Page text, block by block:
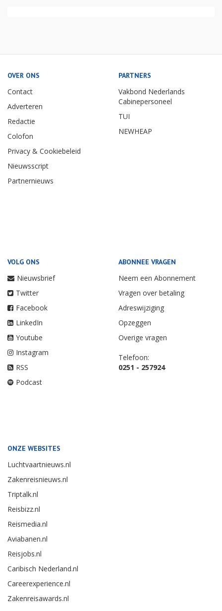
OVER ONS
Contact
Adverteren
Redactie
Colofon
Privacy & Cookiebeleid
Nieuwsscript
Partnernieuws
PARTNERS
Vakbond Nederlands
Cabinepersoneel
TUI
NEWHEAP
VOLG ONS
Nieuwsbrief
Twitter
Facebook
LinkedIn
Youtube
Instagram
RSS
Podcast
ABONNEE VRAGEN
Neem een Abonnement
Vragen over betaling
Adreswijziging
Opzeggen
Overige vragen
Telefoon:
0251 - 257924
ONZE WEBSITES
Luchtvaartnieuws.nl
Zakenreisnieuws.nl
Triptalk.nl
Reisbizz.nl
Reismedia.nl
Aviabanen.nl
Reisjobs.nl
Caribisch Nederland.nl
Careerexperience.nl
Zakenreisawards.nl